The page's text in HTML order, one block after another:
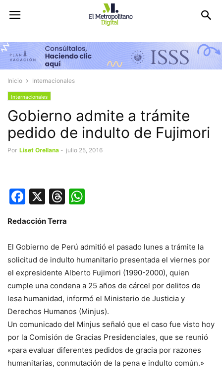
Inicio Internacionales
Internacionales
Gobierno admite a trámite
pedido de indulto de Fujimori
Por Liset Orellana - julio 25, 2016
Facebook
X Threads
Redacción Terra
El Gobierno de Perú admitió el pasado lunes a trámite la
solicitud de indulto humanitario presentada el viernes por
el expresidente Alberto Fujimori (1990-2000), quien
cumple una condena a 25 años de cárcel por delitos de
lesa humanidad, informó el Ministerio de Justicia y
Derechos Humanos (Minjus).
Un comunicado del Minjus señaló que el caso fue visto hoy
por la Comisión de Gracias Presidenciales, que se reunió
«para evaluar diferentes pedidos de gracia por razones
humanitarias, conmutación de la pena e indulto común.»